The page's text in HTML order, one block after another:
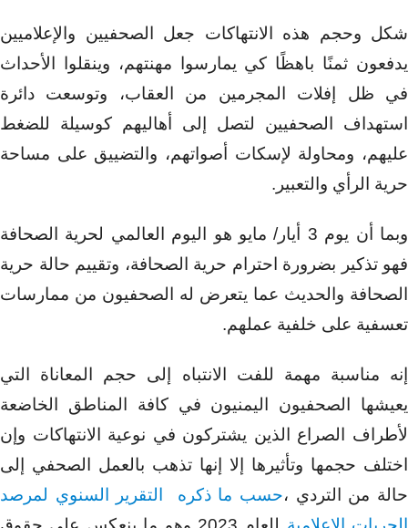
شكل وحجم هذه الانتهاكات جعل الصحفيين والإعلاميين
يدفعون ثمنًا باهظًا كي يمارسوا مهنتهم، وينقلوا الأحداث
في ظل إفلات المجرمين من العقاب، وتوسعت دائرة
استهداف الصحفيين لتصل إلى أهاليهم كوسيلة للضغط
عليهم، ومحاولة لإسكات أصواتهم، والتضييق على مساحة
حرية الرأي والتعبير.
وبما أن يوم 3 أيار/ مايو هو اليوم العالمي لحرية الصحافة
فهو تذكير بضرورة احترام حرية الصحافة، وتقييم حالة حرية
الصحافة والحديث عما يتعرض له الصحفيون من ممارسات
تعسفية على خلفية عملهم.
إنه مناسبة مهمة للفت الانتباه إلى حجم المعاناة التي
يعيشها الصحفيون اليمنيون في كافة المناطق الخاضعة
لأطراف الصراع الذين يشتركون في نوعية الانتهاكات وإن
اختلف حجمها وتأثيرها إلا إنها تذهب بالعمل الصحفي إلى
حالة من التردي ،حسب ما ذكره التقرير السنوي لمرصد